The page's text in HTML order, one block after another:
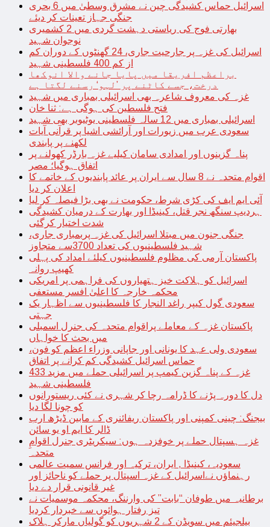
اسرائیل حماس کشیدگی چین نے مشرق وسطیٰ میں 6 بحری
جنگی جہاز تعینات کر دیئے
بھارتی فوج کی ریاستی دہشت گردی میں 2 کشمیری
نوجوان شہید
اسرائیل کی غزہ پر جارحیت جاری، 24 گھنٹوں کے دوران کم
از کم 400 فلسطینی شہید
براعظم افریقا میں پایا جانے والا انوکھا
درخت، جسے کاٹنے پر ’لہو‘ رسنے لگتا ہے
غزہ کی معروف شاعرہ بھی اسرائیلی بمباری میں شہید
فتح فلسطین کی ہوگی ہے: ثنا خان
اسرائیلی بمباری میں 12 سالہ فلسطینی یوٹیوبر بھی شہید
سعودی عرب میں زیورات اور آرائشی اشیا پر قرآنی آیات
لکھنے پر پابندی
پناہ گزینوں اور امدادی سامان کیلیے غزہ بارڈر کھولنے پر
اتفاق ہوگیا؛ مصر
اقوام متحدہ نے 8 سال سے ایران پر عائد پابندیوں کے خاتمے کا
اعلان کر دیا
آئی ایم ایف کی کڑی شرط، حکومت نے بھی بڑا فیصلہ کر لیا
ہردیپ سنگھ نجر قتل، کینیڈا اور بھارت کے درمیان کشیدگی
شدت اختیار کرگئی
جنگی جنون میں مبتلا اسرائیل کی غزہ پربمباری جاری،
شہید فلسطینیوں کی تعداد 3700سے متجاوز
پاکستان آرمی کی مظلوم فلسطینیوں کیلئے امداد کی پہلی
کھیپ روانہ
اسرائیل کو ہلاکت خیز ہتھیاروں کی فراہمی پر امریکی
محکمہ خارجہ کا اعلیٰ افسر مستعفی
سعودی گول کیپر راغد النجار کا فلسطینیوں سے اظہار یک
جہتی
پاکستان غزہ کے معاملے پراقوام متحدہ کی جنرل اسمبلی
میں بحث کا خواہاں
سعودی ولی عہد کا یونانی اور جاپانی وزراء اعظم کو فون،
حماس اسرائیل کشیدگی کم کرانے پر اتفاق
غزہ کے پناہ گزین کیمپ پر اسرائیلی حملے میں مزید 433
فلسطینی شہید
دل کا دورہ پڑنے کا ڈرامہ رچا کر شہری نے کئی ریستورانوں
کو چونا لگا دیا
بیجنگ: چینی کمپنی اور پاکستان ریفائنری کے مابین ڈیڑھ ارب
ڈالر کا ایم او یو سائن
غزہ ہسپتال حملے پر خوفزدہ ہوں: سیکریٹری جنرل اقوامِ
متحدہ
سعودیہ، کینیڈا , ایران، ترکیہ اور فرانس سمیت عالمی
رہنماؤں نےاسرائیل کے غزہ اسپتال پر حملے کو ناجائز اور
غیر قانونی قرار دے دیا
برطانیہ میں طوفان “بابت” کی وارننگ، محکمہ موسمیات نے
تیز رفتار ہوائوں سے خبردار کردیا
بیلجیئم میں سویڈن کے 2 شہریوں کو گولیاں مارکر ہلاک